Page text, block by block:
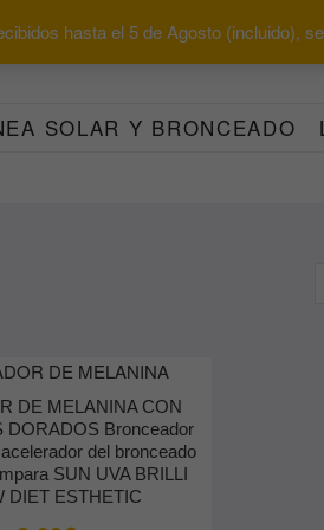
hasta el 5 de Agosto (incluido),
SOLAR Y BRONCEADO
DE MELANINA CON
DORADOS Bronceador
del bronceado
SUN UVA BRILLI
DIET ESTHETIC